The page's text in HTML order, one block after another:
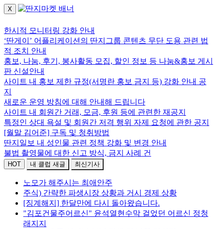
X
한시적 모니터링 강화 안내
‘딴게이’ 어플리케이션의 딴지그룹 콘텐츠 무단 도용 관련 법
적 조치 안내
홍보, 나눔, 후기, 봉사활동 모집, 할인 정보 등 나눔&홍보 게시
판 신설안내
사이트 내 홍보 제한 규정(서명란 홍보 금지 등) 강화 안내 공
지
새로운 운영 방침에 대해 안내해 드립니다
사이트 내 회원간 거래, 모금, 후원 등에 관련한 재공지
특정인 상대 욕설 및 회원간 저격 행위 자제 요청에 관한 공지
[월말 김어준] 구독 및 청취방법
딴지일보 내 성인물 관련 정책 강화 및 변경 안내
불법 촬영물에 대한 신고 방식, 금지 사례 건
HOT 내 클럽 새글 최신기사
노모가 해주시는 최애안주
주식) 간략한 파생시장 상황과 거시 경제 상황
[징계해지] 한달만에 다시 돌아왔습니다.
"김포건물주어르신" 윤석열현수막 걸었던 어르신 정청
래지지